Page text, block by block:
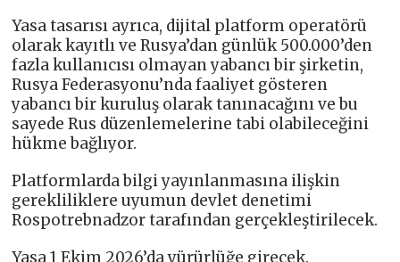
Yasa tasarısı ayrıca, dijital platform operatörü
olarak kayıtlı ve Rusya’dan günlük 500.000’den
fazla kullanıcısı olmayan yabancı bir şirketin,
Rusya Federasyonu’nda faaliyet gösteren
yabancı bir kuruluş olarak tanınacağını ve bu
sayede Rus düzenlemelerine tabi olabileceğini
hükme bağlıyor.
Platformlarda bilgi yayınlanmasına ilişkin
gerekliliklere uyumun devlet denetimi
Rospotrebnadzor tarafından gerçekleştirilecek.
Yasa 1 Ekim 2026’da yürürlüğe girecek.